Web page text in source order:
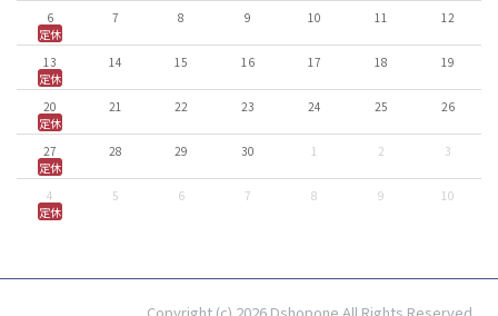
6
7 8 9 10 11
12
定休
13
14 15 16 17 18
19
定休
20
21 22 23 24 25
26
定休
27
28 29 30 1 2
3
定休
4
5 6 7 8 9
10
定休